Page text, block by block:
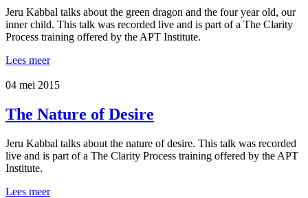
Jeru Kabbal talks about the green dragon and the four year old, our
inner child. This talk was recorded live and is part of a The Clarity
Process training offered by the APT Institute.
Lees meer
04 mei 2015
The Nature of Desire
Jeru Kabbal talks about the nature of desire. This talk was recorded
live and is part of a The Clarity Process training offered by the APT
Institute.
Lees meer